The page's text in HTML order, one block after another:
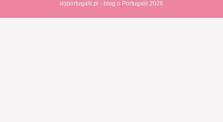
doportugalii.pl - blog o Portugalii 2026